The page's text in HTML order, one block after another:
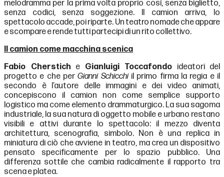
melodramma per la prima volta proprio così, senza biglietto,
senza codici, senza soggezione. Il camion arriva, lo
spettacolo accade, poi riparte. Un teatro nomade che appare
e scompare e rende tutti partecipi di un rito collettivo.
Il camion come macchina scenica
Fabio Cherstich e Gianluigi Toccafondo ideatori del
progetto e che perGianni Schicchiil primo firma la regia e il
secondo è l’autore delle immagini e dei video animati,
concepiscono il camion non come semplice supporto
logistico ma come elemento drammaturgico. La sua sagoma
industriale, la sua natura di oggetto mobile e urbano restano
visibili e attivi durante lo spettacolo: il mezzo diventa
architettura, scenografia, simbolo. Non è una replica in
miniatura di ciò che avviene in teatro, ma crea un dispositivo
pensato specificamente per lo spazio pubblico. Una
differenza sottile che cambia radicalmente il rapporto tra
scena e platea.